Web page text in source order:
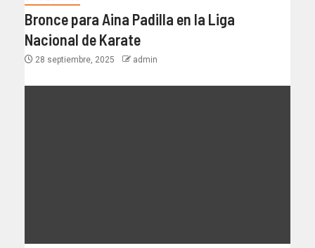
Bronce para Aina Padilla en la Liga
Nacional de Karate
28 septiembre, 2025 admin